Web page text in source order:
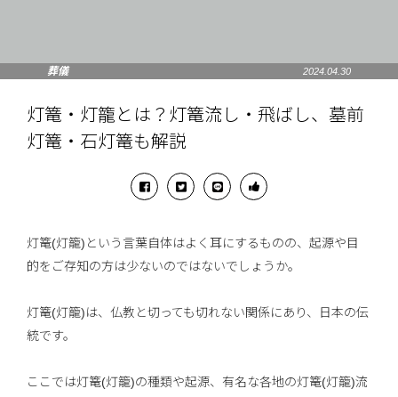
葬儀 2024.04.30
灯篭・灯籠とは？灯篭流し・飛ばし、墓前
灯篭・石灯篭も解説
灯篭(灯籠)という言葉自体はよく耳にするものの、起源や目
的をご存知の方は少ないのではないでしょうか。
灯篭(灯籠)は、仏教と切っても切れない関係にあり、日本の伝
統です。
ここでは灯篭(灯籠)の種類や起源、有名な各地の灯篭(灯籠)流